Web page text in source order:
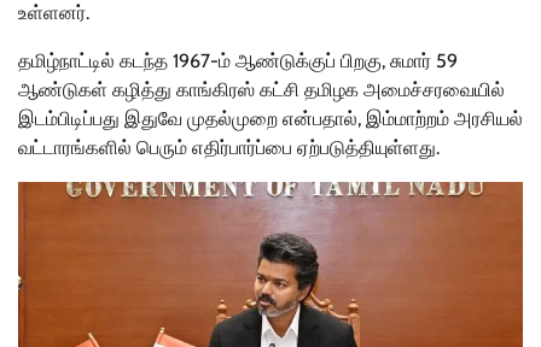
உள்ளனர்.
தமிழ்நாட்டில் கடந்த 1967-ம் ஆண்டுக்குப் பிறகு, சுமார் 59
ஆண்டுகள் கழித்து காங்கிரஸ் கட்சி தமிழக அமைச்சரவையில்
இடம்பிடிப்பது இதுவே முதல்முறை என்பதால், இம்மாற்றம் அரசியல்
வட்டாரங்களில் பெரும் எதிர்பார்ப்பை ஏற்படுத்தியுள்ளது.